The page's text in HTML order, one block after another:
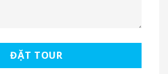
ĐẶT TOUR